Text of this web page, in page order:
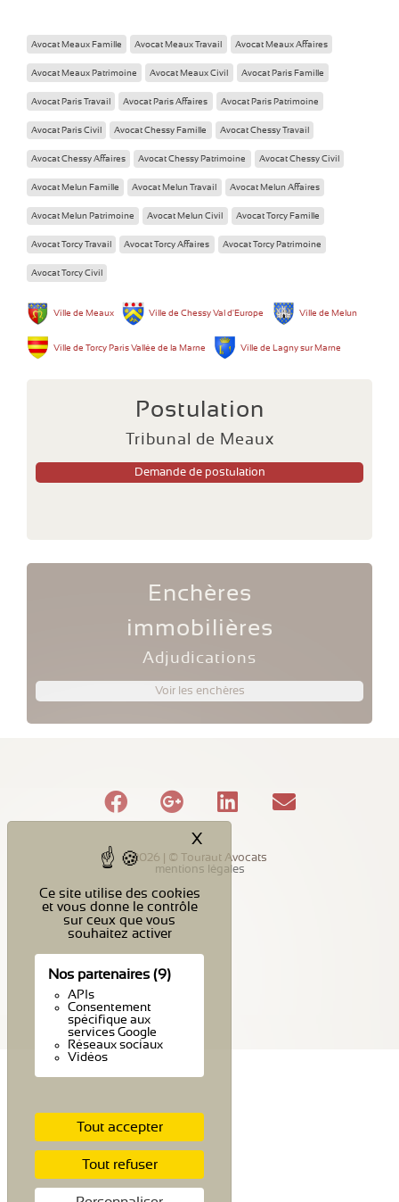
Ce site utilise des cookies
et vous donne le contrôle
sur ceux que vous
souhaitez activer
Nos partenaires (9)
APIs
Consentement
spécifique aux
services Google
Réseaux sociaux
Vidéos
Tout accepter
Tout refuser
X
Avocat Meaux Famille Avocat Meaux Travail Avocat Meaux Affaires
Avocat Meaux Patrimoine Avocat Meaux Civil Avocat Paris Famille
Avocat Paris Travail Avocat Paris Affaires Avocat Paris Patrimoine
Avocat Paris Civil Avocat Chessy Famille Avocat Chessy Travail
Avocat Chessy Affaires Avocat Chessy Patrimoine Avocat Chessy Civil
Avocat Melun Famille Avocat Melun Travail Avocat Melun Affaires
Avocat Melun Patrimoine Avocat Melun Civil Avocat Torcy Famille
Avocat Torcy Travail Avocat Torcy Affaires Avocat Torcy Patrimoine
Avocat Torcy Civil
Ville de Meaux Ville de Chessy Val d'Europe Ville de Melun
Ville de Torcy Paris Vallée de la Marne Ville de Lagny sur Marne
Postulation
Tribunal de Meaux
Demande de postulation
Enchères
immobilières
Adjudications
Voir les enchères
2026 | © Touraut Avocats
mentions légales